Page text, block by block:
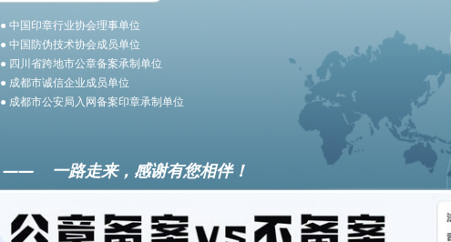
● 中国印章行业协会理事单位
● 中国防伪技术协会成员单位
● 四川省跨地市公章备案承制单位
● 成都市诚信企业成员单位
● 成都市公安局入网备案印章承制单位
—— 一路走来，感谢有您相伴！